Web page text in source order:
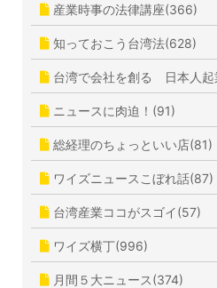
産業時事の法律講座(366)
知っておこう台湾法(628)
台湾で会社を創る 日本人起
ニュースに肉迫！(91)
総経理のちょっといい店(81)
ワイズニュースこぼれ話(87)
台湾産業ココがスゴイ(57)
ワイズ横丁(996)
月間５大ニュース(374)